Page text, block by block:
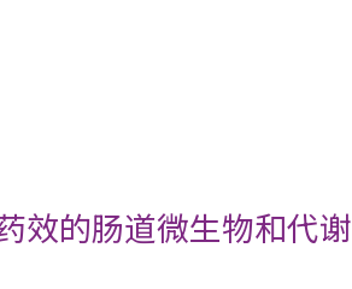
效的肠道微生物和代